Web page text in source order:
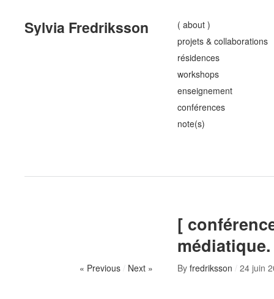
Sylvia Fredriksson
( about )
projets & collaborations
résidences
workshops
enseignement
conférences
note(s)
[
« Previous / Next » By fredriksson / 24 juin